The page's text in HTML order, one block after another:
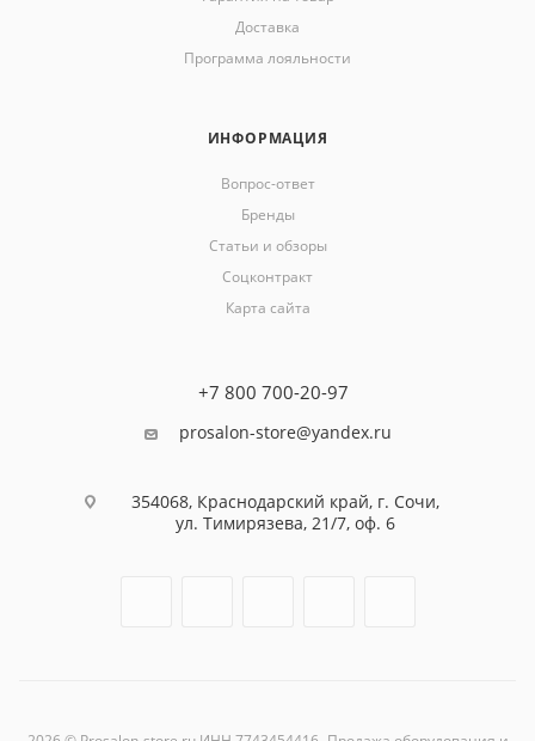
Доставка
Программа лояльности
ИНФОРМАЦИЯ
Вопрос-ответ
Бренды
Статьи и обзоры
Соцконтракт
Карта сайта
+7 800 700-20-97
prosalon-store@yandex.ru
354068, Краснодарский край, г. Сочи,
ул. Тимирязева, 21/7, оф. 6